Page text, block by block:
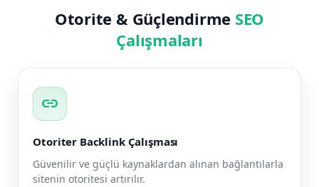
Otorite & Güçlendirme SEO
Çalışmaları
link
Otoriter Backlink Çalışması
Güvenilir ve güçlü kaynaklardan alınan bağlantılarla
sitenin otoritesi artırılır.